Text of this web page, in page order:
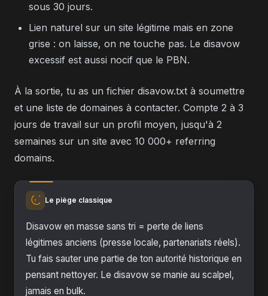
sous 30 jours.
Lien naturel sur un site légitime mais en zone
grise : on laisse, on ne touche pas. Le disavow
excessif est aussi nocif que le PBN.
À la sortie, tu as un fichier disavow.txt à soumettre
et une liste de domaines à contacter. Compte 2 à 3
jours de travail sur un profil moyen, jusqu'à 2
semaines sur un site avec 10 000+ referring
domains.
Le piège classique
Disavow en masse sans tri = perte de liens
légitimes anciens (presse locale, partenariats réels).
Tu fais sauter une partie de ton autorité historique en
pensant nettoyer. Le disavow se manie au scalpel,
jamais en bulk.